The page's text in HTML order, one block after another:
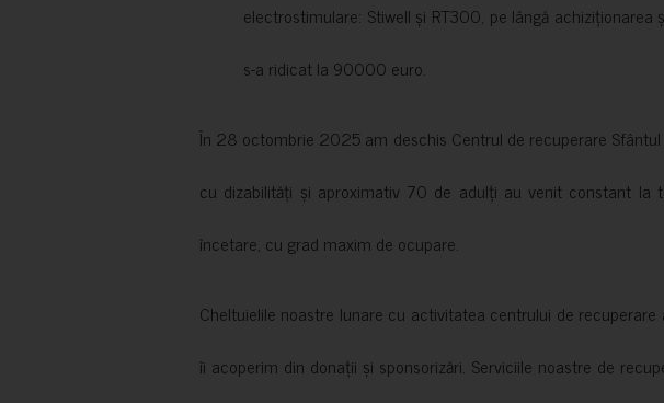
electrostimulare: Stiwell și RT300, pe lângă
s-a ridicat la 90000 euro.
În 28 octombrie 2025 am deschis Centrul de recuperare
cu dizabilități și aproximativ 70 de adulți au venit constant la
încetare, cu grad maxim de ocupare.
Cheltuielile noastre lunare cu activitatea centrului de
îi acoperim din donații și sponsorizări. Serviciile noastre de